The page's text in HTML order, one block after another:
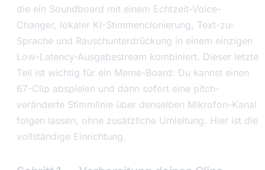
die ein Soundboard mit einem Echtzeit-Voice-
Changer, lokaler KI-Stimmenclonierung, Text-zu-
Sprache und Rauschunterdrückung in einem einzigen
Low-Latency-Ausgabestream kombiniert. Dieser letzte
Teil ist wichtig für ein Meme-Board: Du kannst einen
67-Clip abspielen und dann sofort eine pitch-
veränderte Stimmlinie über denselben Mikrofon-Kanal
folgen lassen, ohne zusätzliche Umleitung. Hier ist die
vollständige Einrichtung.